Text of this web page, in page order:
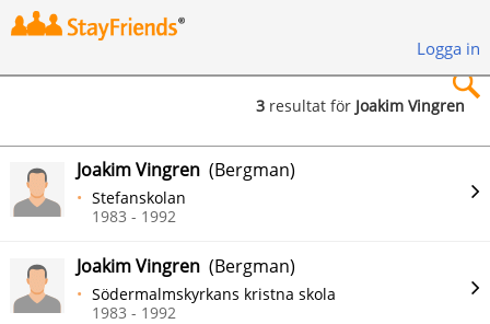
Logga in
Sök
3 resultat för Joakim Vingren
Joakim Vingren (Bergman)
Stefanskolan
1983 - 1992
Joakim Vingren (Bergman)
Södermalmskyrkans kristna skola
1983 - 1992